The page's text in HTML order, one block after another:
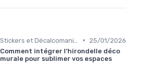
•
25/01/2026
Comment intégrer l’hirondelle déco
murale pour sublimer vos espaces